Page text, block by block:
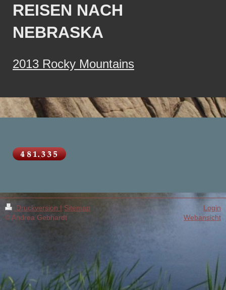
REISEN NACH
NEBRASKA
2013 Rocky Mountains
Druckversion | Sitemap
© Andrea Gebhardt
Login
Webansicht